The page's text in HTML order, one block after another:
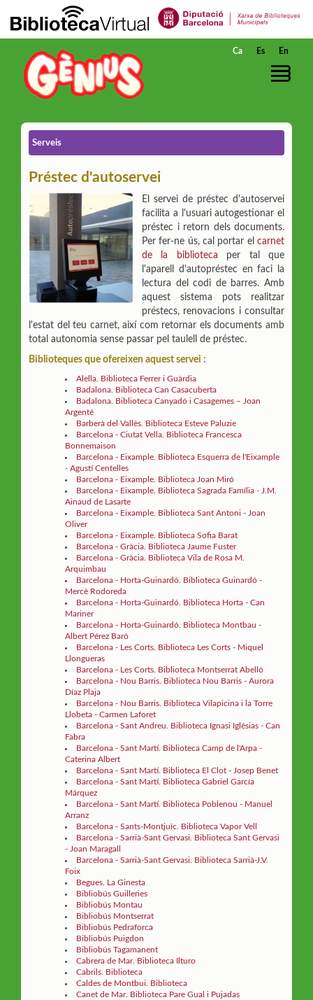
Salta al contingut principal
Ca Es En
Serveis
Préstec d'autoservei
El servei de préstec d'autoservei
facilita a l'usuari autogestionar el
préstec i retorn dels documents.
Per fer-ne ús, cal portar el carnet
de la biblioteca per tal que
l'aparell d'autopréstec en faci la
lectura del codi de barres. Amb
aquest sistema pots realitzar
préstecs, renovacions i consultar
l'estat del teu carnet, així com retornar els documents amb
total autonomia sense passar pel taulell de préstec.
Biblioteques que ofereixen aquest servei :
Alella. Biblioteca Ferrer i Guàrdia
Badalona. Biblioteca Can Casacuberta
Badalona. Biblioteca Canyadó i Casagemes – Joan
Argenté
Barberà del Vallès. Biblioteca Esteve Paluzie
Barcelona - Ciutat Vella. Biblioteca Francesca
Bonnemaison
Barcelona - Eixample. Biblioteca Esquerra de l'Eixample
- Agustí Centelles
Barcelona - Eixample. Biblioteca Joan Miró
Barcelona - Eixample. Biblioteca Sagrada Família - J.M.
Ainaud de Lasarte
Barcelona - Eixample. Biblioteca Sant Antoni - Joan
Oliver
Barcelona - Eixample. Biblioteca Sofia Barat
Barcelona - Gràcia. Biblioteca Jaume Fuster
Barcelona - Gràcia. Biblioteca Vila de Rosa M.
Arquimbau
Barcelona - Horta-Guinardó. Biblioteca Guinardó -
Mercè Rodoreda
Barcelona - Horta-Guinardó. Biblioteca Horta - Can
Mariner
Barcelona - Horta-Guinardó. Biblioteca Montbau -
Albert Pérez Baró
Barcelona - Les Corts. Biblioteca Les Corts - Miquel
Llongueras
Barcelona - Les Corts. Biblioteca Montserrat Abelló
Barcelona - Nou Barris. Biblioteca Nou Barris - Aurora
Díaz Plaja
Barcelona - Nou Barris. Biblioteca Vilapicina i la Torre
Llobeta - Carmen Laforet
Barcelona - Sant Andreu. Biblioteca Ignasi Iglésias - Can
Fabra
Barcelona - Sant Martí. Biblioteca Camp de l'Arpa -
Caterina Albert
Barcelona - Sant Martí. Biblioteca El Clot - Josep Benet
Barcelona - Sant Martí. Biblioteca Gabriel García
Márquez
Barcelona - Sant Martí. Biblioteca Poblenou - Manuel
Arranz
Barcelona - Sants-Montjuïc. Biblioteca Vapor Vell
Barcelona - Sarrià-Sant Gervasi. Biblioteca Sant Gervasi
- Joan Maragall
Barcelona - Sarrià-Sant Gervasi. Biblioteca Sarrià-J.V.
Foix
Begues. La Ginesta
Bibliobús Guilleries
Bibliobús Montau
Bibliobús Montserrat
Bibliobús Pedraforca
Bibliobús Puigdon
Bibliobús Tagamanent
Cabrera de Mar. Biblioteca Ilturo
Cabrils. Biblioteca
Caldes de Montbui. Biblioteca
Canet de Mar. Biblioteca Pare Gual i Pujadas